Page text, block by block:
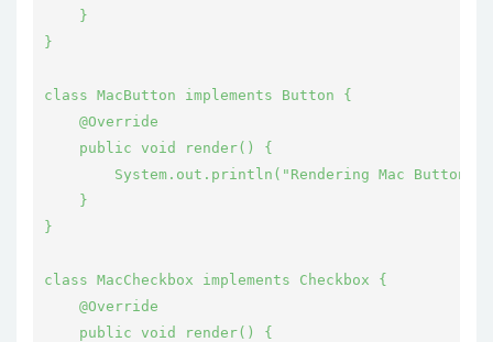
    }
}
class MacButton implements Button {
    @Override
    public void render() {
        System.out.println("Rendering Mac Button");
    }
}
class MacCheckbox implements Checkbox {
    @Override
    public void render() {